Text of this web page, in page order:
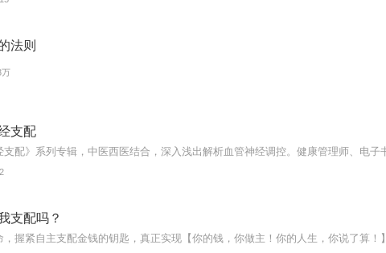
法则
万
支配
支配吗？
握紧自主支配金钱的钥匙，真正实现【你的钱，你做主！你的人生，你说了算！】